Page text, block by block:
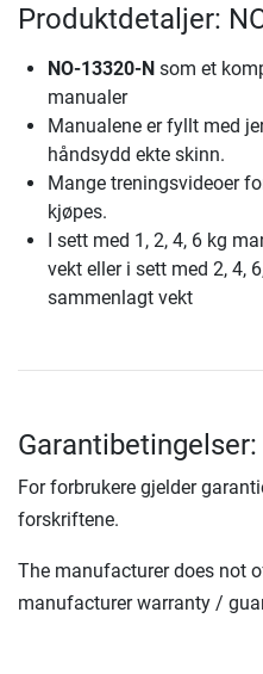
Produktdetaljer:
NO-13320-N som et
manualer
Manualene er fyllt med
håndsydd ekte skinn.
Mange treningsvideoer
kjøpes.
I sett med 1, 2, 4, 6 kg
vekt eller i sett med 2, 4,
sammenlagt vekt
Garantibetingelser:
For forbrukere gjelder
forskriftene.
The manufacturer does not
manufacturer warranty /